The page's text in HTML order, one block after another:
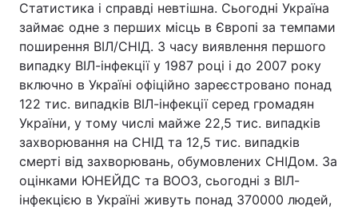
Статистика і справді невтішна. Сьогодні Україна
займає одне з перших місць в Європі за темпами
поширення ВІЛ/СНІД. З часу виявлення першого
випадку ВІЛ-інфекції у 1987 році і до 2007 року
включно в Україні офіційно зареєстровано понад
122 тис. випадків ВІЛ-інфекції серед громадян
України, у тому числі майже 22,5 тис. випадків
захворювання на СНІД та 12,5 тис. випадків
смерті від захворювань, обумовлених СНІДом. За
оцінками ЮНЕЙДС та ВООЗ, сьогодні з ВІЛ-
інфекцією в Україні живуть понад 370000 людей,